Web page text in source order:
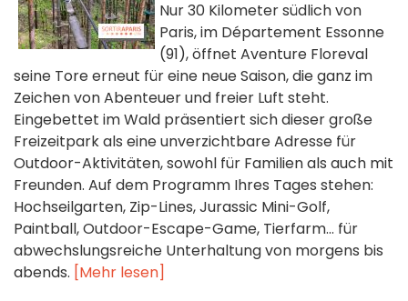
Nur 30 Kilometer südlich von
Paris, im Département Essonne
(91), öffnet Aventure Floreval
seine Tore erneut für eine neue Saison, die ganz im
Zeichen von Abenteuer und freier Luft steht.
Eingebettet im Wald präsentiert sich dieser große
Freizeitpark als eine unverzichtbare Adresse für
Outdoor-Aktivitäten, sowohl für Familien als auch mit
Freunden. Auf dem Programm Ihres Tages stehen:
Hochseilgarten, Zip-Lines, Jurassic Mini-Golf,
Paintball, Outdoor-Escape-Game, Tierfarm… für
abwechslungsreiche Unterhaltung von morgens bis
abends. [Mehr lesen]